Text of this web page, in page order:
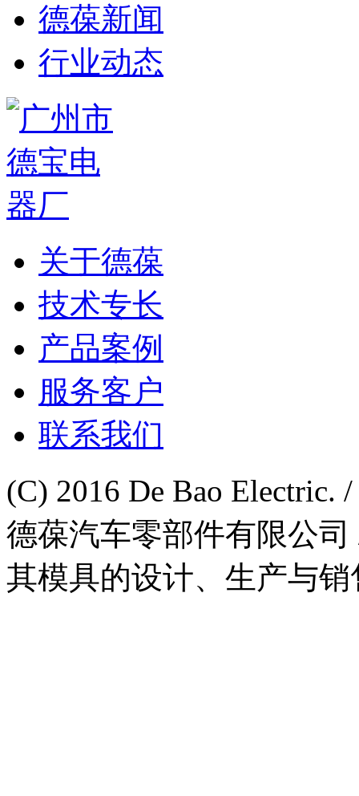
德葆新闻
行业动态
关于德葆
技术专长
产品案例
服务客户
联系我们
(C) 2016 De Bao Electric.
德葆汽车零部件有限公
其模具的设计、生产与销